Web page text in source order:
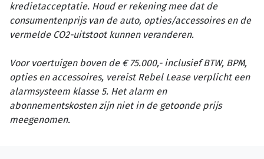
kredietacceptatie. Houd er rekening mee dat de
consumentenprijs van de auto, opties/accessoires en de
vermelde CO2-uitstoot kunnen veranderen.
Voor voertuigen boven de € 75.000,- inclusief BTW, BPM,
opties en accessoires, vereist Rebel Lease verplicht een
alarmsysteem klasse 5. Het alarm en
abonnementskosten zijn niet in de getoonde prijs
meegenomen.